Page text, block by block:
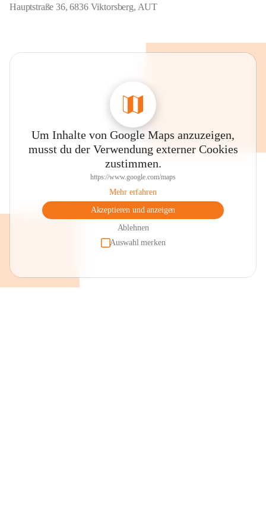
Hauptstraße 36, 6836 Viktorsberg, AUT
Um Inhalte von Google Maps anzuzeigen,
musst du der Verwendung externer Cookies
zustimmen.
https://www.google.com/maps
Mehr erfahren
Akzeptieren und anzeigen
Ablehnen
Auswahl merken